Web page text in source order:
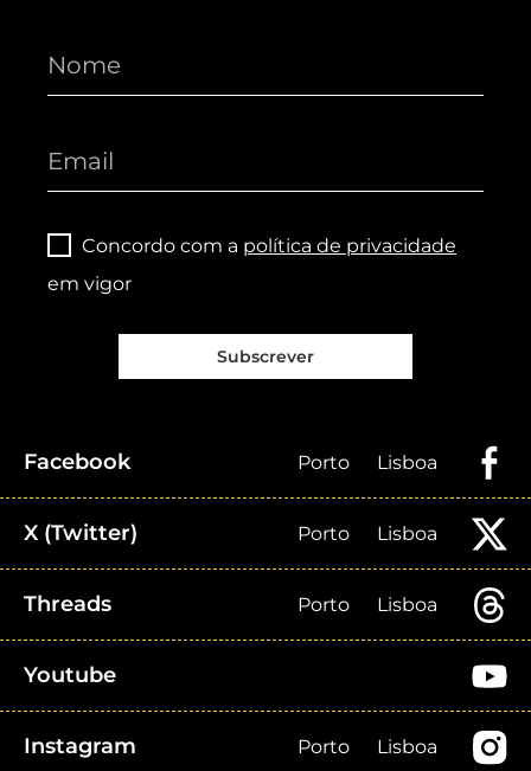
Concordo com a política de privacidade
em vigor
Subscrever
Facebook Porto Lisboa
X (Twitter) Porto Lisboa
Threads Porto Lisboa
Youtube
Instagram Porto Lisboa